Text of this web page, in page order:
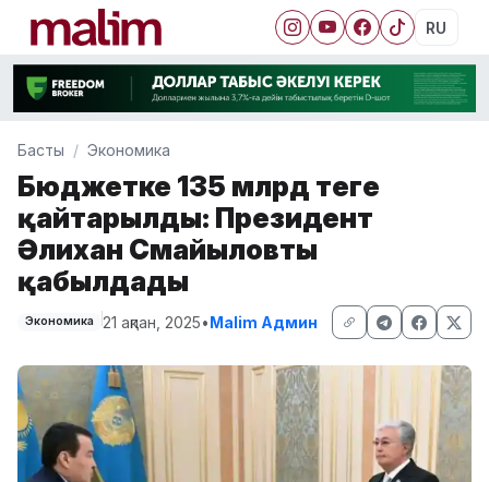
RU
Басты Экономика
Бюджетке 135 млрд теңге
қайтарылды: Президент
Әлихан Смайыловты
қабылдады
Экономика 21 ақпан, 2025•Malim Админ